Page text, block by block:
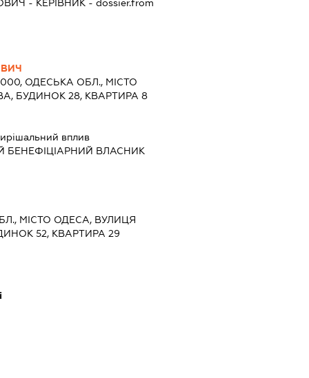
- КЕРІВНИК - dossier.from
ОДЕСЬКА ОБЛ., МІСТО
БУДИНОК 28, КВАРТИРА 8
вплив
БЕНЕФІЦІАРНИЙ ВЛАСНИК
МІСТО ОДЕСА, ВУЛИЦЯ
52, КВАРТИРА 29